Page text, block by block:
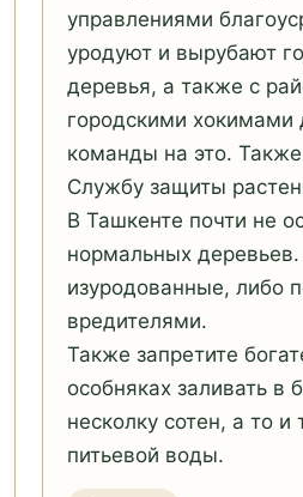
управлениями
уродуют и вырубают
деревья, а также с
городскими
команды на это. Также
Службу защиты
В Ташкенте почти не
нормальных
изуродованные, либо
вредителями.
Также запретите
особняках заливать в
несколку сотен, а то и
питьевой воды.